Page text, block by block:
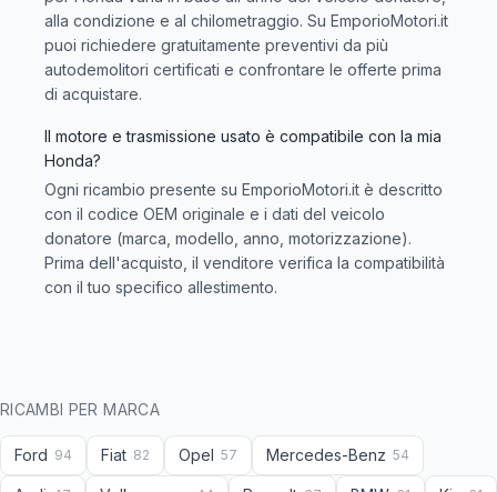
alla condizione e al chilometraggio. Su EmporioMotori.it
puoi richiedere gratuitamente preventivi da più
autodemolitori certificati e confrontare le offerte prima
di acquistare.
Il motore e trasmissione usato è compatibile con la mia
Honda?
Ogni ricambio presente su EmporioMotori.it è descritto
con il codice OEM originale e i dati del veicolo
donatore (marca, modello, anno, motorizzazione).
Prima dell'acquisto, il venditore verifica la compatibilità
con il tuo specifico allestimento.
RICAMBI PER MARCA
Ford 94 Fiat 82 Opel 57 Mercedes-Benz 54